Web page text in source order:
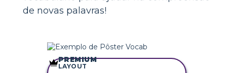
de novas palavras!
PREMIUM
LAYOUT